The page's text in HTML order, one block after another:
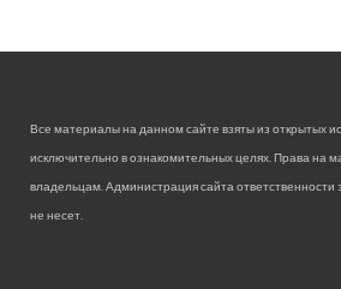
Все материалы на данном сайте взяты из открытых
исключительно в ознакомительных целях. Права на
владельцам. Администрация сайта
не несет.